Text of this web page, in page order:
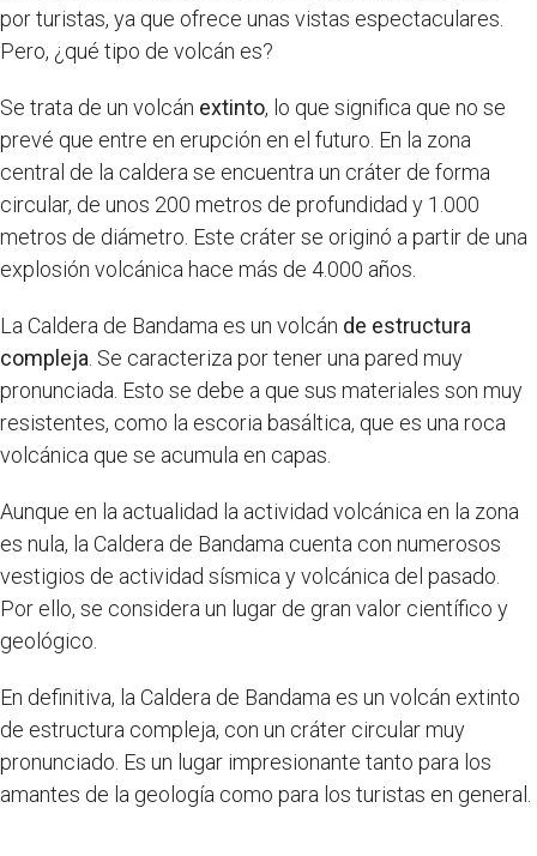
por turistas, ya que ofrece unas vistas espectaculares.
Pero, ¿qué tipo de volcán es?
Se trata de un volcán extinto, lo que significa que no se
prevé que entre en erupción en el futuro. En la zona
central de la caldera se encuentra un cráter de forma
circular, de unos 200 metros de profundidad y 1.000
metros de diámetro. Este cráter se originó a partir de una
explosión volcánica hace más de 4.000 años.
La Caldera de Bandama es un volcán de estructura
compleja . Se caracteriza por tener una pared muy
pronunciada. Esto se debe a que sus materiales son muy
resistentes, como la escoria basáltica, que es una roca
volcánica que se acumula en capas.
Aunque en la actualidad la actividad volcánica en la zona
es nula, la Caldera de Bandama cuenta con numerosos
vestigios de actividad sísmica y volcánica del pasado.
Por ello, se considera un lugar de gran valor científico y
geológico.
En definitiva, la Caldera de Bandama es un volcán extinto
de estructura compleja, con un cráter circular muy
pronunciado. Es un lugar impresionante tanto para los
amantes de la geología como para los turistas en general.